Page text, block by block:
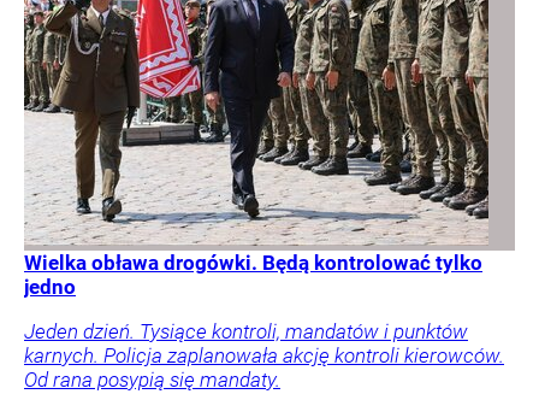
Wielka obława drogówki. Będą kontrolować tylko
jedno
Jeden dzień. Tysiące kontroli, mandatów i punktów
karnych. Policja zaplanowała akcję kontroli kierowców.
Od rana posypią się mandaty.